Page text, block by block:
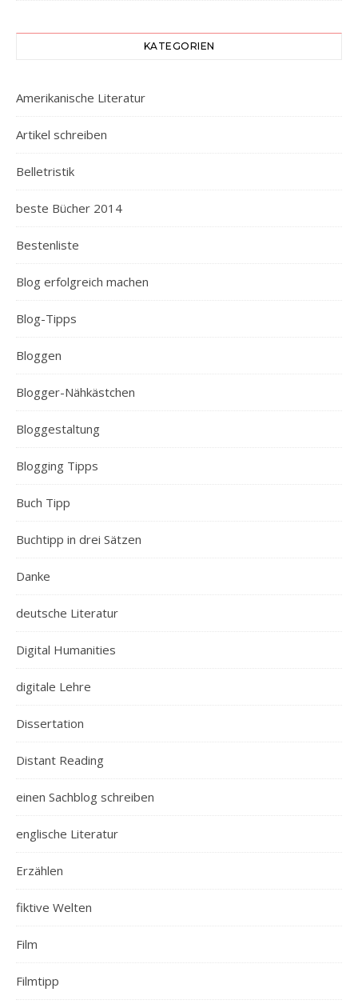
KATEGORIEN
Amerikanische Literatur
Artikel schreiben
Belletristik
beste Bücher 2014
Bestenliste
Blog erfolgreich machen
Blog-Tipps
Bloggen
Blogger-Nähkästchen
Bloggestaltung
Blogging Tipps
Buch Tipp
Buchtipp in drei Sätzen
Danke
deutsche Literatur
Digital Humanities
digitale Lehre
Dissertation
Distant Reading
einen Sachblog schreiben
englische Literatur
Erzählen
fiktive Welten
Film
Filmtipp